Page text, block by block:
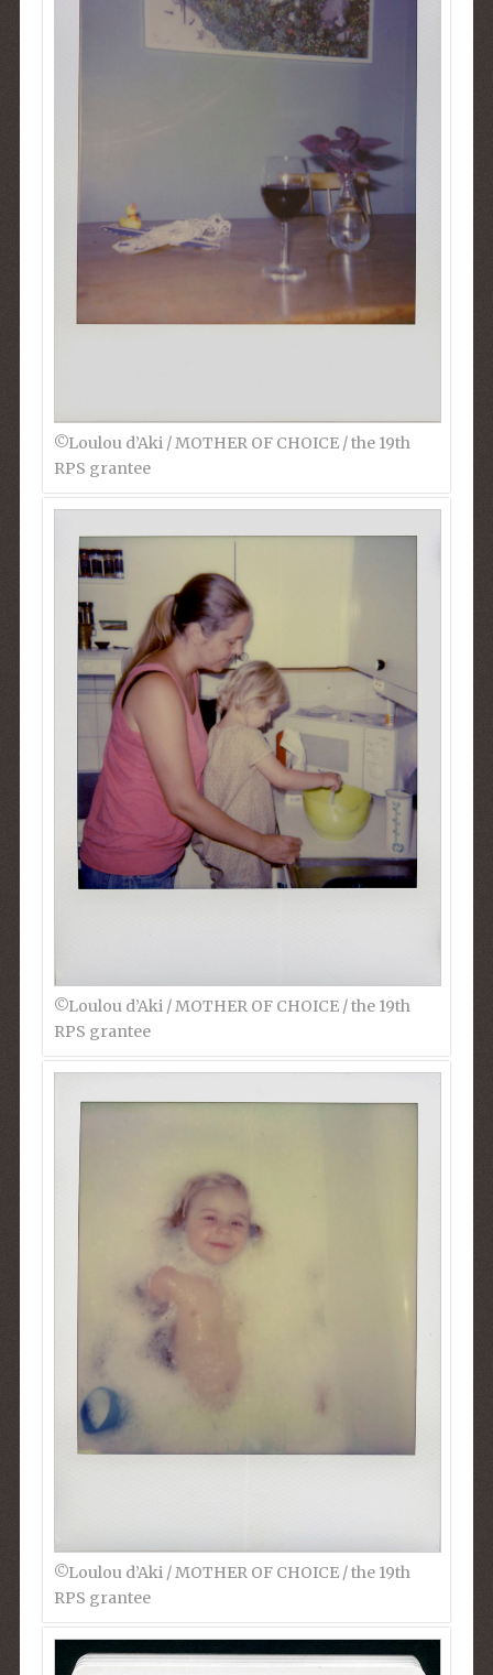
©︎Loulou d’Aki / MOTHER OF CHOICE / the 19th
RPS grantee
©︎Loulou d’Aki / MOTHER OF CHOICE / the 19th
RPS grantee
©︎Loulou d’Aki / MOTHER OF CHOICE / the 19th
RPS grantee